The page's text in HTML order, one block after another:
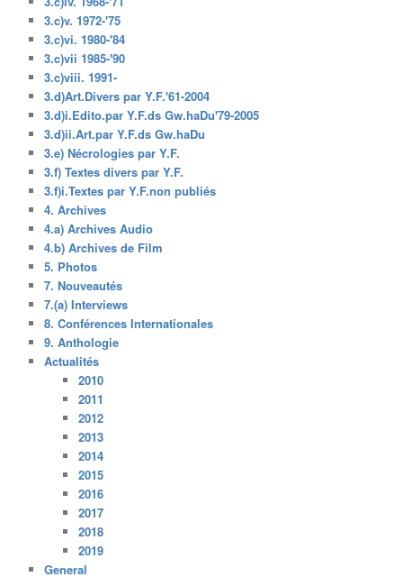
3.c)v. 1972-'75
3.c)vi. 1980-'84
3.c)vii 1985-'90
3.c)viii. 1991-
3.d)Art.Divers par Y.F.'61-2004
3.d)i.Edito.par Y.F.ds Gw.haDu'79-2005
3.d)ii.Art.par Y.F.ds Gw.haDu
3.e) Nécrologies par Y.F.
3.f) Textes divers par Y.F.
3.f)i.Textes par Y.F.non publiés
4. Archives
4.a) Archives Audio
4.b) Archives de Film
5. Photos
7. Nouveautés
7.(a) Interviews
8. Conférences Internationales
9. Anthologie
Actualités
2010
2011
2012
2013
2014
2015
2016
2017
2018
2019
General